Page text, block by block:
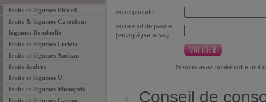
fruits et légumes Picard
fruits & légumes Carrefour
légumes Bonduelle
fruits et légumes Leclerc
fruits et légumes Auchan
fruits Andros
fruits et légumes U
fruits et légumes Monoprix
fruits et légumes Casino
votre pseudo :
votre mot de passe
(envoyé par email)
Si vous avez oublié votre mot
Conseil de